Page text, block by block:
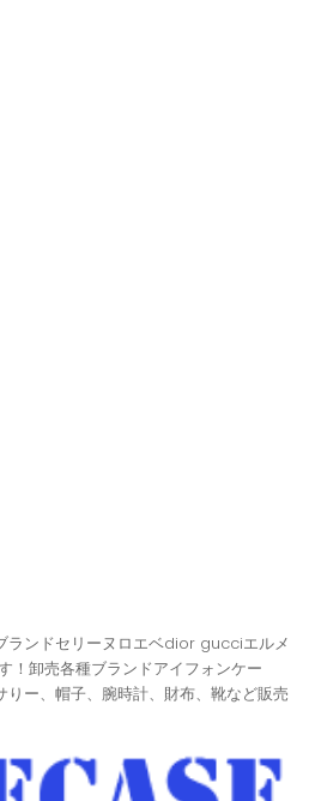
ランドセリーヌロエベdior gucciエルメ
！卸売各種ブランドアイフォンケー
ー、帽子、腕時計、財布、靴など販売